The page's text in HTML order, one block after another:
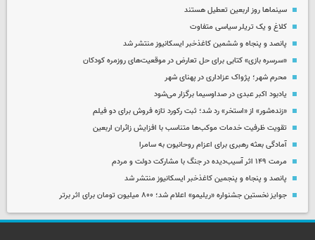
سینماها روز اربعین تعطیل هستند
کلاغ و یک تریلر سیاسی متفاوت
پانصد و پنجاه و ششمین کاغذخبر ایسکانیوز منتشر شد
«سرسره بازی» کتابی برای حل تعارض در موقعیت‌های روزمره کودکان
محرم شهر؛ پژواک عزاداری در پهنای شهر
یادبود اکبر عبدی در صداوسیما برگزار می‌شود
«زنده‌شور» از «استخر» رد شد؛ ثبت رکورد تازه فروش برای دو فیلم
تقویت ظرفیت خدمات موکب‌ها متناسب با افزایش زائران اربعین
آمادگی بعثه رهبری برای اعزام روحانیون به سامرا
مرمت ۱۴۹ اثر آسیب‌دیده در جنگ با مشارکت دولت و مردم
پانصد و پنجاه و پنجمین کاغذخبر ایسکانیوز منتشر شد
جوایز نخستین جشنواره «ریلیمو» اعلام شد؛ ۸۰۰ میلیون تومان برای اثر برتر